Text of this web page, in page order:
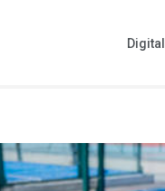
Digital